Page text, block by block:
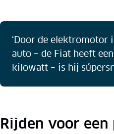
‘Door de elektromotor
auto – de Fiat heeft
kilowatt – is hij
Rijden voor